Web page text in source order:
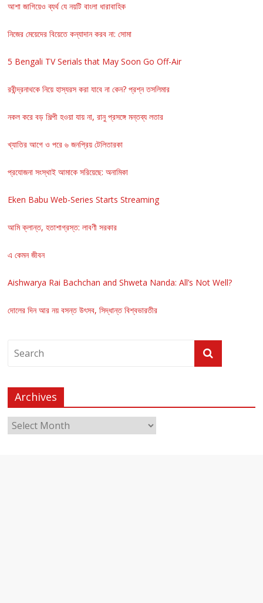
আশা জাগিয়েও ব্যর্থ যে নয়টি বাংলা ধারাবাহিক
নিজের মেয়েদের বিয়েতে কন্যাদান করব না: সোমা
5 Bengali TV Serials that May Soon Go Off-Air
রবীন্দ্রনাথকে নিয়ে হাস্যরস করা যাবে না কেন? প্রশ্ন তসলিমার
নকল করে বড় শিল্পী হওয়া যায় না, রানু প্রসঙ্গে মন্তব্য লতার
খ্যাতির আগে ও পরে ৬ জনপ্রিয় টেলিতারকা
প্রযোজনা সংস্থাই আমাকে সরিয়েছে: অনামিকা
Eken Babu Web-Series Starts Streaming
আমি ক্লান্ত, হতাশাগ্রস্ত: লাবণী সরকার
এ কেমন জীবন
Aishwarya Rai Bachchan and Shweta Nanda: All’s Not Well?
দোলের দিন আর নয় বসন্ত উৎসব, সিদ্ধান্ত বিশ্বভারতীর
Archives